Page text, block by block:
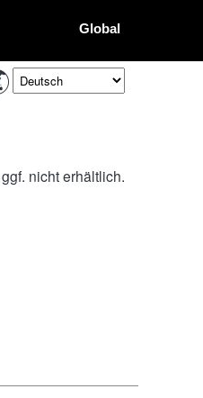
Global
nicht erhältlich.